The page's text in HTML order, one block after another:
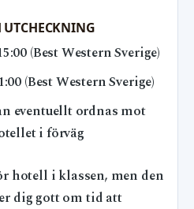
(Best Western Sverige)
(Best Western Sverige)
eventuellt ordnas mot
i förväg
hotell i klassen, men den
dig gott om tid att